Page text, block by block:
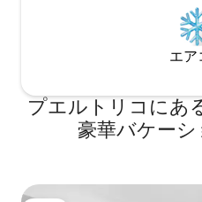
エア
プエルトリコにあ
豪華バケー